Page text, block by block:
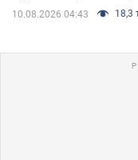
10.08.2026 04:43 18,3